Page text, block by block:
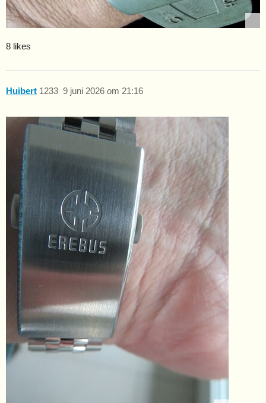
8 likes
Huibert 9 juni 2026 om 21:16
1233